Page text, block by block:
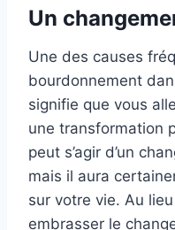
Un
Une des causes
bourdonnement
signifie que vous
une transformation
peut s’agir d’un
mais il aura
sur votre vie. Au
embrasser le